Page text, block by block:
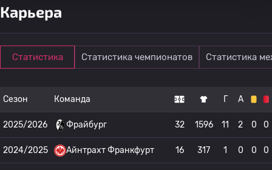
Карьера
Статистика Статистика чемпионатов Статистика
Сезон Команда Г А
2025/2026 Фрайбург 32 1596 11 2 0 0
2024/2025 Айнтрахт Франкфурт 16 317 1 0 0 0